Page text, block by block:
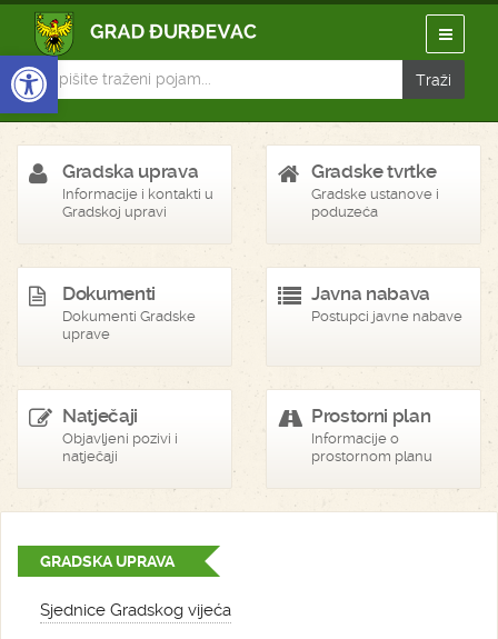
Open toolbar
Gradska uprava
Informacije i kontakti u
Gradskoj upravi
Gradske tvrtke
Gradske ustanove i
poduzeća
Dokumenti
Dokumenti Gradske
uprave
Javna nabava
Postupci javne nabave
Natječaji
Objavljeni pozivi i
natječaji
Prostorni plan
Informacije o
prostornom planu
GRADSKA UPRAVA
Sjednice Gradskog vijeća